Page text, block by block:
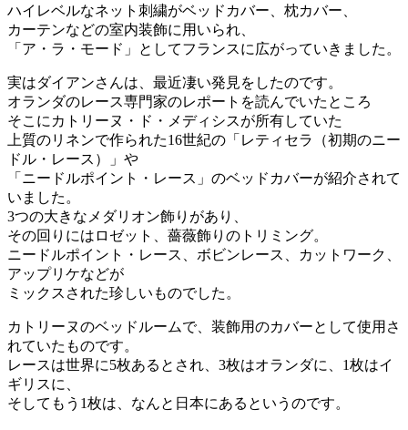
ハイレベルなネット刺繍がベッドカバー、枕カバー、
カーテンなどの室内装飾に用いられ、
「ア・ラ・モード」としてフランスに広がっていきました。
実はダイアンさんは、最近凄い発見をしたのです。
オランダのレース専門家のレポートを読んでいたところ
そこにカトリーヌ・ド・メディシスが所有していた
上質のリネンで作られた16世紀の「レティセラ（初期のニー
ドル・レース）」や
「ニードルポイント・レース」のベッドカバーが紹介されて
いました。
3つの大きなメダリオン飾りがあり、
その回りにはロゼット、薔薇飾りのトリミング。
ニードルポイント・レース、ボビンレース、カットワーク、
アップリケなどが
ミックスされた珍しいものでした。
カトリーヌのベッドルームで、装飾用のカバーとして使用さ
れていたものです。
レースは世界に5枚あるとされ、3枚はオランダに、1枚はイ
ギリスに、
そしてもう1枚は、なんと日本にあるというのです。